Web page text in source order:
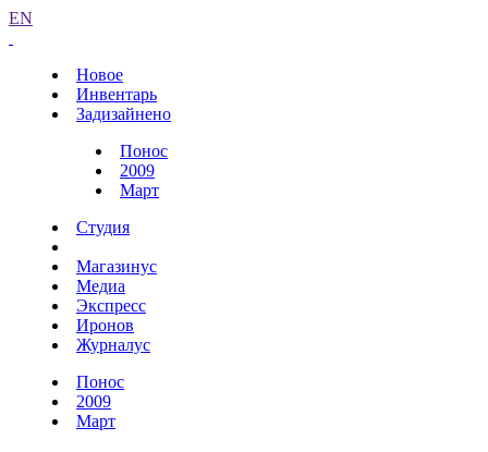
EN
Новое
Инвентарь
Задизайнено
Понос
2009
Март
Студия
Магазинус
Медиа
Экспресс
Иронов
Журналус
Понос
2009
Март